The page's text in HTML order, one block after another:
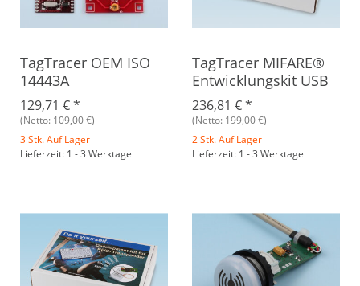
TagTracer OEM ISO
14443A
129,71 €*
(Netto: 109,00 €)
3 Stk. Auf Lager
Lieferzeit: 1 - 3 Werktage
TagTracer MIFARE®
Entwicklungskit USB
236,81 €*
(Netto: 199,00 €)
2 Stk. Auf Lager
Lieferzeit: 1 - 3 Werktage